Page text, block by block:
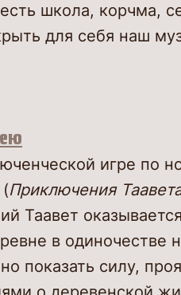
школа, корчма,
для себя наш
игре по
Приключения
Таавет
в одиночестве
показать силу,